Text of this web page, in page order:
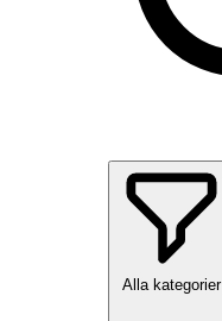
Alla kategorier